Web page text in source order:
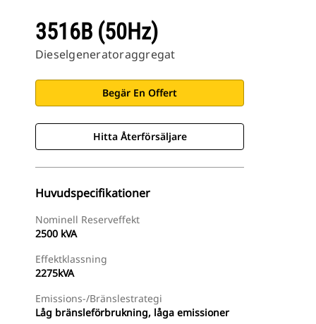
3516B (50Hz)
Dieselgeneratoraggregat
Begär En Offert
Hitta Återförsäljare
Huvudspecifikationer
Nominell Reserveffekt
2500 kVA
Effektklassning
2275kVA
Emissions-/bränslestrategi
Låg bränsleförbrukning, låga emissioner